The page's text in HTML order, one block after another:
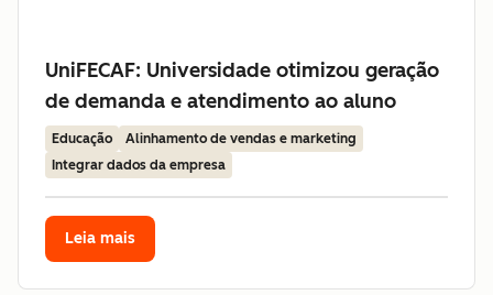
UniFECAF: Universidade otimizou geração
de demanda e atendimento ao aluno
Educação
Alinhamento de vendas e marketing
Integrar dados da empresa
Leia mais